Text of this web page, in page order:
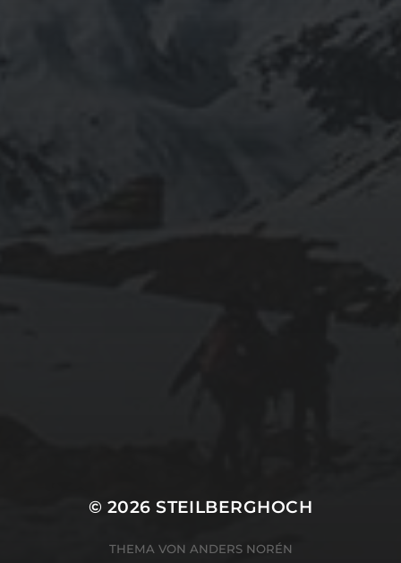
© 2026STEILBERGHOCH
THEMA VON ANDERS NORÉN